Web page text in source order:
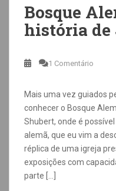
Bosque
história de
1 Comentário
Mais uma vez guiados
conhecer o Bosque
Shubert, onde é
alemã, que eu vim a
réplica de uma igreja
exposições com
parte […]